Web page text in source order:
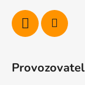
Provozovatel